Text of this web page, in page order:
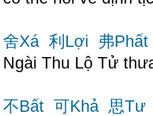
舍Xá 利Lợi 弗Phất
Ngài Thu Lộ Tử
不Bất 可Khả 思Tư